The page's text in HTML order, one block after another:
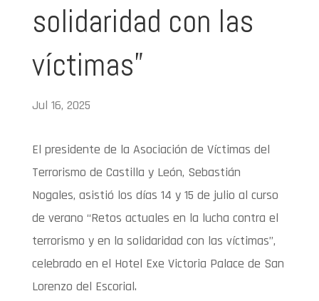
solidaridad con las
víctimas”
Jul 16, 2025
El presidente de la Asociación de Víctimas del
Terrorismo de Castilla y León, Sebastián
Nogales, asistió los días 14 y 15 de julio al curso
de verano “Retos actuales en la lucha contra el
terrorismo y en la solidaridad con las víctimas”,
celebrado en el Hotel Exe Victoria Palace de San
Lorenzo del Escorial.